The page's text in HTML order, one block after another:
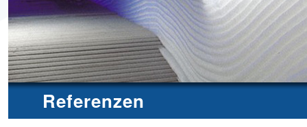
Navigation
Referenzen